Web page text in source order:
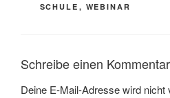
SCHULE , WEBINAR
Schreibe einen Kommentar
Deine E-Mail-Adresse wird nicht